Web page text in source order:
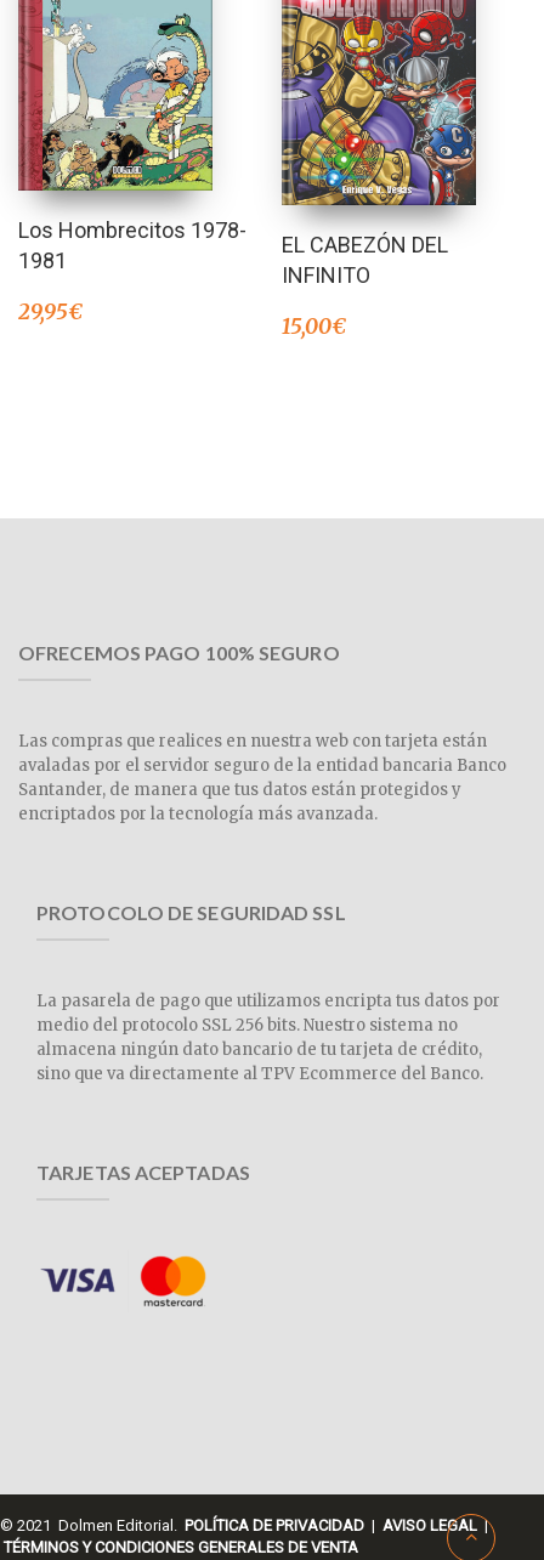
Los Hombrecitos 1978-
1981
29,95€
EL CABEZÓN DEL
INFINITO
15,00€
OFRECEMOS PAGO 100% SEGURO
Las compras que realices en nuestra web con tarjeta están
avaladas por el servidor seguro de la entidad bancaria Banco
Santander, de manera que tus datos están protegidos y
encriptados por la tecnología más avanzada.
PROTOCOLO DE SEGURIDAD SSL
La pasarela de pago que utilizamos encripta tus datos por
medio del protocolo SSL 256 bits. Nuestro sistema no
almacena ningún dato bancario de tu tarjeta de crédito,
sino que va directamente al TPV Ecommerce del Banco.
TARJETAS ACEPTADAS
© 2021 Dolmen Editorial. POLÍTICA DE PRIVACIDAD | AVISO LEGAL |
TÉRMINOS Y CONDICIONES GENERALES DE VENTA